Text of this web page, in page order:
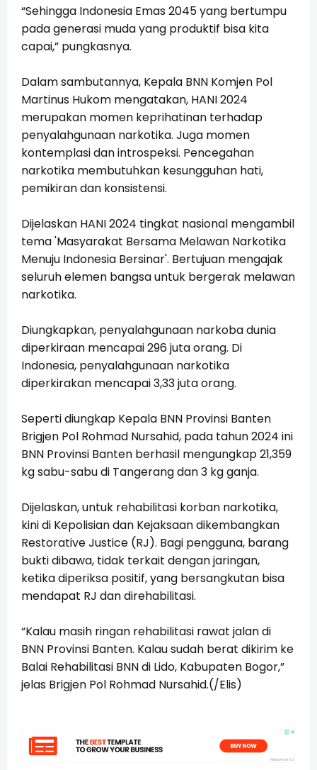
“Sehingga Indonesia Emas 2045 yang bertumpu
pada generasi muda yang produktif bisa kita
capai,” pungkasnya.
Dalam sambutannya, Kepala BNN Komjen Pol
Martinus Hukom mengatakan, HANI 2024
merupakan momen keprihatinan terhadap
penyalahgunaan narkotika. Juga momen
kontemplasi dan introspeksi. Pencegahan
narkotika membutuhkan kesungguhan hati,
pemikiran dan konsistensi.
Dijelaskan HANI 2024 tingkat nasional mengambil
tema 'Masyarakat Bersama Melawan Narkotika
Menuju Indonesia Bersinar'. Bertujuan mengajak
seluruh elemen bangsa untuk bergerak melawan
narkotika.
Diungkapkan, penyalahgunaan narkoba dunia
diperkiraan mencapai 296 juta orang. Di
Indonesia, penyalahgunaan narkotika
diperkirakan mencapai 3,33 juta orang.
Seperti diungkap Kepala BNN Provinsi Banten
Brigjen Pol Rohmad Nursahid, pada tahun 2024 ini
BNN Provinsi Banten berhasil mengungkap 21,359
kg sabu-sabu di Tangerang dan 3 kg ganja.
Dijelaskan, untuk rehabilitasi korban narkotika,
kini di Kepolisian dan Kejaksaan dikembangkan
Restorative Justice (RJ). Bagi pengguna, barang
bukti dibawa, tidak terkait dengan jaringan,
ketika diperiksa positif, yang bersangkutan bisa
mendapat RJ dan direhabilitasi.
“Kalau masih ringan rehabilitasi rawat jalan di
BNN Provinsi Banten. Kalau sudah berat dikirim ke
Balai Rehabilitasi BNN di Lido, Kabupaten Bogor,”
jelas Brigjen Pol Rohmad Nursahid.(/Elis)